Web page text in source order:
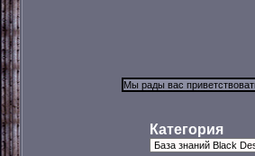
Категория